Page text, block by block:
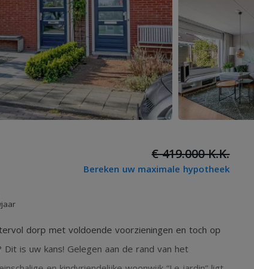
€ 419.000 K.K.
Bereken uw maximale hypotheek
dorp met voldoende voorzieningen en toch op
is uw kans! Gelegen aan de rand van het